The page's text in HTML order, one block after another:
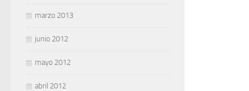
marzo 2013
junio 2012
mayo 2012
abril 2012